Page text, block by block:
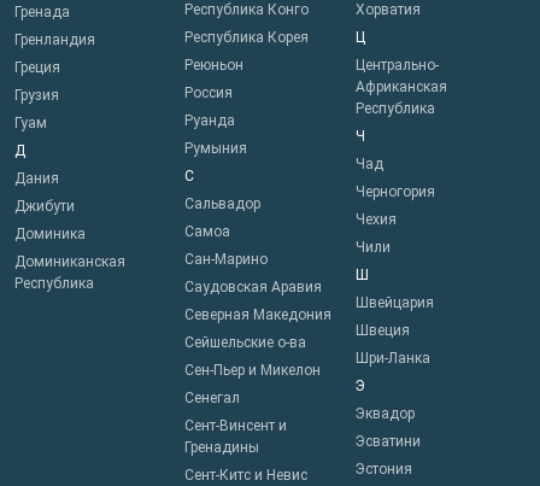
Гренада
Гренландия
Греция
Грузия
Гуам
Д
Дания
Джибути
Доминика
Доминиканская
Республика
Республика Конго
Республика Корея
Реюньон
Россия
Руанда
Румыния
С
Сальвадор
Самоа
Сан-Марино
Саудовская Аравия
Северная Македония
Сейшельские о-ва
Сен-Пьер и Микелон
Сенегал
Сент-Винсент и
Гренадины
Сент-Китс и Невис
Хорватия
Ц
Центрально-
Африканская
Республика
Ч
Чад
Черногория
Чехия
Чили
Ш
Швейцария
Швеция
Шри-Ланка
Э
Эквадор
Эсватини
Эстония